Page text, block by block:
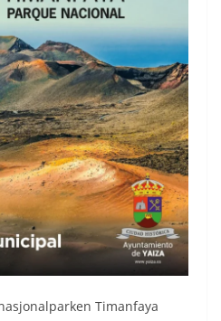
Timanfaya